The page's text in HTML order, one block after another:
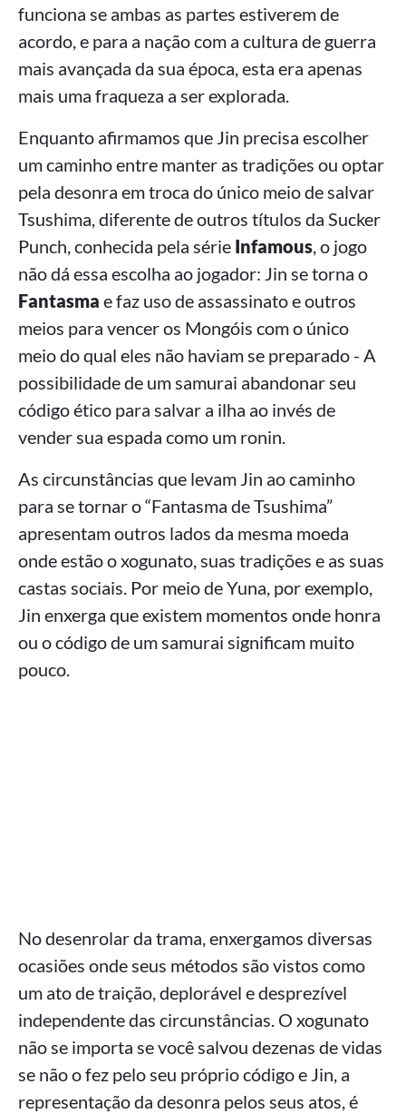
funciona se ambas as partes estiverem de
acordo, e para a nação com a cultura de guerra
mais avançada da sua época, esta era apenas
mais uma fraqueza a ser explorada.
Enquanto afirmamos que Jin precisa escolher
um caminho entre manter as tradições ou optar
pela desonra em troca do único meio de salvar
Tsushima, diferente de outros títulos da Sucker
Punch, conhecida pela série Infamous, o jogo
não dá essa escolha ao jogador: Jin se torna o
Fantasma e faz uso de assassinato e outros
meios para vencer os Mongóis com o único
meio do qual eles não haviam se preparado - A
possibilidade de um samurai abandonar seu
código ético para salvar a ilha ao invés de
vender sua espada como um ronin.
As circunstâncias que levam Jin ao caminho
para se tornar o “Fantasma de Tsushima”
apresentam outros lados da mesma moeda
onde estão o xogunato, suas tradições e as suas
castas sociais. Por meio de Yuna, por exemplo,
Jin enxerga que existem momentos onde honra
ou o código de um samurai significam muito
pouco.
No desenrolar da trama, enxergamos diversas
ocasiões onde seus métodos são vistos como
um ato de traição, deplorável e desprezível
independente das circunstâncias. O xogunato
não se importa se você salvou dezenas de vidas
se não o fez pelo seu próprio código e Jin, a
representação da desonra pelos seus atos, é